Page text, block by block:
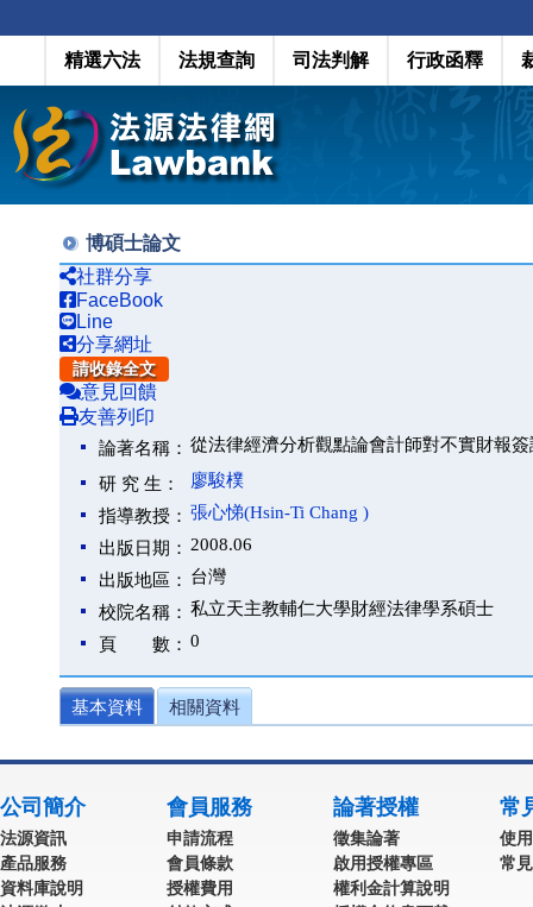
精選六法 法規查詢 司法判解 行政函釋
博碩士論文
社群分享
FaceBook
Line
分享網址
請收錄全文
意見回饋
友善列印
論著名稱： 從法律經濟分析觀點論會計師對不實財報
研 究 生：
廖駿樸
指導教授： 張心悌(Hsin-Ti Chang )
出版日期： 2008.06
出版地區： 台灣
校院名稱： 私立天主教輔仁大學財經法律學系碩士
頁 數： 0
基本資料 相關資料
公司簡介
法源資訊
產品服務
資料庫說明
會員服務
申請流程
會員條款
授權費用
論著授權
徵集論著
啟用授權專區
權利金計算說明
常
使
常